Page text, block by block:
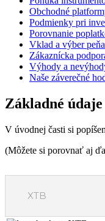
Obchodné
Podmienky pri
Porovnanie
Vklad a výber
Zákaznícka
Výhody a
Naše záverečné
Základné
V úvodnej časti si
(Môžete si porovnať aj